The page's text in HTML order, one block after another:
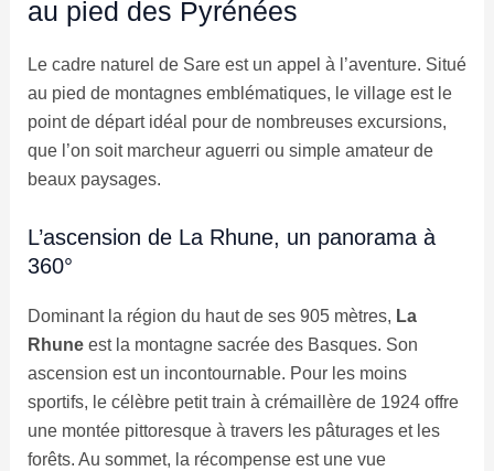
au pied des Pyrénées
Le cadre naturel de Sare est un appel à l’aventure. Situé
au pied de montagnes emblématiques, le village est le
point de départ idéal pour de nombreuses excursions,
que l’on soit marcheur aguerri ou simple amateur de
beaux paysages.
L’ascension de La Rhune, un panorama à
360°
Dominant la région du haut de ses 905 mètres, La
Rhuneest la montagne sacrée des Basques. Son
ascension est un incontournable. Pour les moins
sportifs, le célèbre petit train à crémaillère de 1924 offre
une montée pittoresque à travers les pâturages et les
forêts. Au sommet, la récompense est une vue